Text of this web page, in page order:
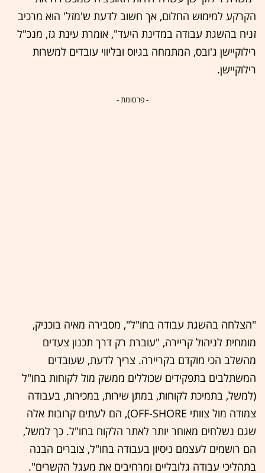
הקרקע למימוש החלום, אך חשוב לדעת ש'מזל' הוא מרכיב
זניח בהשגת עבודה במדינת היעד", אומרת עינת גז, מנכ"ל
רילוקיישן ג'ובס, המתמחה בגיוס ובליווי עובדים למשרות
רילוקיישן.
- פרסומת -
"הצלחה בהשגת עבודה בחו"ל", מסבירה מאיה בוכניק,
מומחית לניהול קריירה, "עוברת רק דרך תכנון צעדים
מהשלב הכי מוקדם בקריירה. צריך לדעת, שעובדים
המשתלבים בתפקידים שכוללים ממשק מול לקוחות בחו"ל
(למשל, בתמיכת לקוחות, במתן שירות, במכירות, בעבודה
צמודה מול צוותי OFF-SHORE), הם לעתים קרובות אלה
שגם נשלחים מאוחר יותר לאתר הלקוח בחו"ל. כך למשל,
הם רושמים לעצמם ניסיון בעבודה בחו"ל, צוברים הבנה
בתהליכי עבודה גלובליים ומרחיבים את מעגל הקשרים".